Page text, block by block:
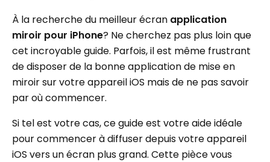
À la recherche du meilleur écran application
miroir pour iPhone? Ne cherchez pas plus loin que
cet incroyable guide. Parfois, il est même frustrant
de disposer de la bonne application de mise en
miroir sur votre appareil iOS mais de ne pas savoir
par où commencer.
Si tel est votre cas, ce guide est votre aide idéale
pour commencer à diffuser depuis votre appareil
iOS vers un écran plus grand. Cette pièce vous